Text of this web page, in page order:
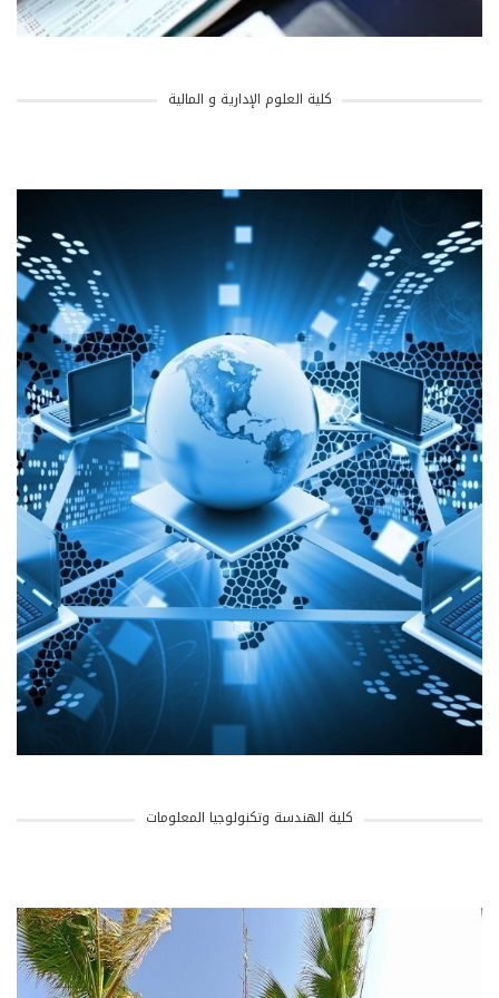
كلية العلوم الإدارية و المالية
كلية الهندسة وتكنولوجيا المعلومات